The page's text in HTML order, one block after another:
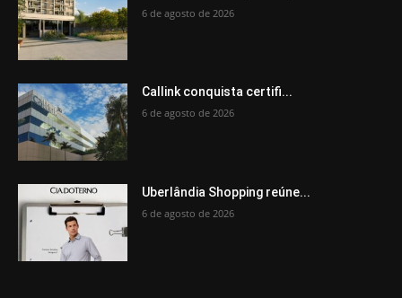
6 de agosto de 2026
Callink conquista certifi...
6 de agosto de 2026
Uberlândia Shopping reúne...
6 de agosto de 2026